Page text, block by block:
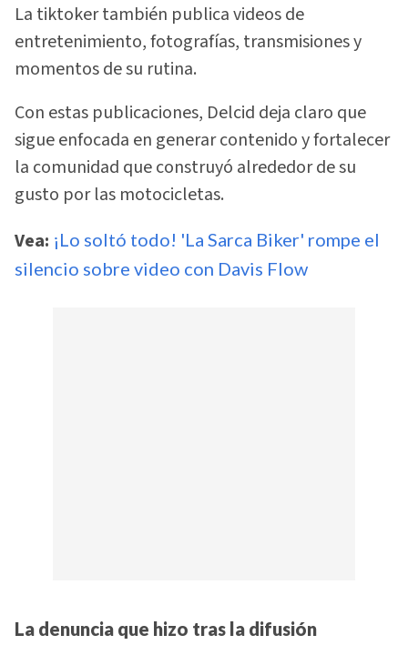
La tiktoker también publica videos de
entretenimiento, fotografías, transmisiones y
momentos de su rutina.
Con estas publicaciones, Delcid deja claro que
sigue enfocada en generar contenido y fortalecer
la comunidad que construyó alrededor de su
gusto por las motocicletas.
Vea: ¡Lo soltó todo! 'La Sarca Biker' rompe el
silencio sobre video con Davis Flow
La denuncia que hizo tras la difusión